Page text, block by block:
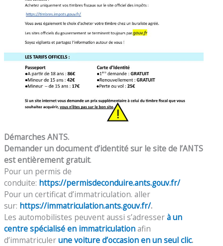
Démarches ANTS.
Demander un document d’identité sur le site de l’ANTS
est entièrement gratuit.
Pour un permis de
conduite: https://permisdeconduire.ants.gouv.fr/
Pour un certificat d’immatriculation. aller
sur: https://immatriculation.ants.gouv.fr/.
Les automobilistes peuvent aussi s’adresserà un
centre spécialisé en immatriculationafin
d’immatriculerune voiture d’occasion en un seul clic.